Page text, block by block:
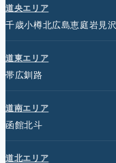
道央エリア
千歳小樽北広島恵庭岩見沢
道東エリア
帯広釧路
道南エリア
函館北斗
道北エリア